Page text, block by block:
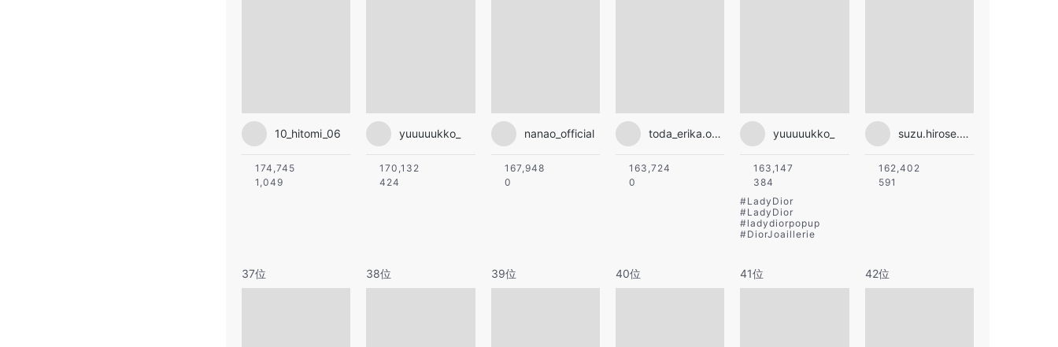
10_hitomi_06
174,745
1,049
yuuuuukko_
170,132
424
nanao_official
167,948
0
toda_erika.official
163,724
0
yuuuuukko_
163,147
384
#LadyDior
#LadyDior
#ladydiorpopup
#DiorJoaillerie
suzu.hirose.official
162,402
591
37位 38位 39位 40位 41位 42位